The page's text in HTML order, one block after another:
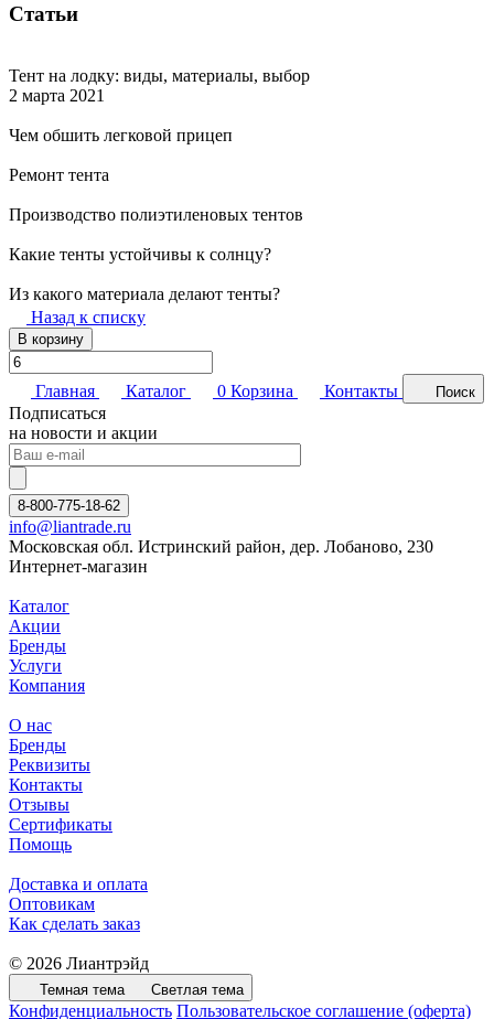
Статьи
Тент на лодку: виды, материалы, выбор
2 марта 2021
Чем обшить легковой прицеп
Ремонт тента
Производство полиэтиленовых тентов
Какие тенты устойчивы к солнцу?
Из какого материала делают тенты?
Назад к списку
В корзину
Главная Каталог 0 Корзина Контакты Поиск
Подписаться
на новости и акции
8-800-775-18-62
info@liantrade.ru
Московская обл. Истринский район, дер. Лобаново, 230
Интернет-магазин
Каталог
Акции
Бренды
Услуги
Компания
О нас
Бренды
Реквизиты
Контакты
Отзывы
Сертификаты
Помощь
Доставка и оплата
Оптовикам
Как сделать заказ
© 2026 Лиантрэйд
Темная тема Светлая тема
Конфиденциальность Пользовательское соглашение (оферта)